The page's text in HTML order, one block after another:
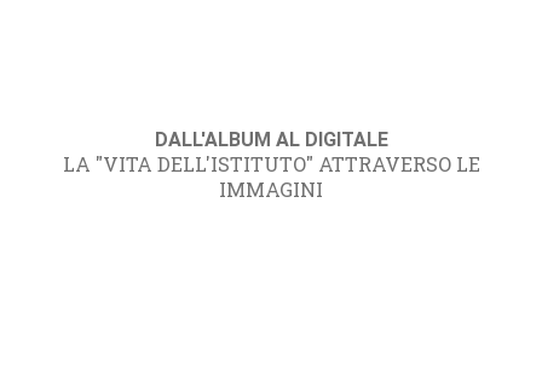
DALL'ALBUM AL DIGITALE
LA "VITA DELL'ISTITUTO" ATTRAVERSO LE
IMMAGINI